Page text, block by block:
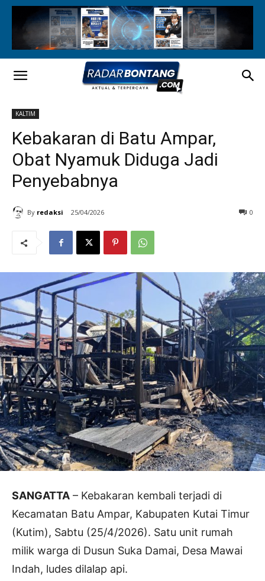
KALTIM
Kebakaran di Batu Ampar,
Obat Nyamuk Diduga Jadi
Penyebabnya
By redaksi 25/04/2026 0
SANGATTA – Kebakaran kembali terjadi di
Kecamatan Batu Ampar, Kabupaten Kutai Timur
(Kutim), Sabtu (25/4/2026). Satu unit rumah
milik warga di Dusun Suka Damai, Desa Mawai
Indah, ludes dilalap api.